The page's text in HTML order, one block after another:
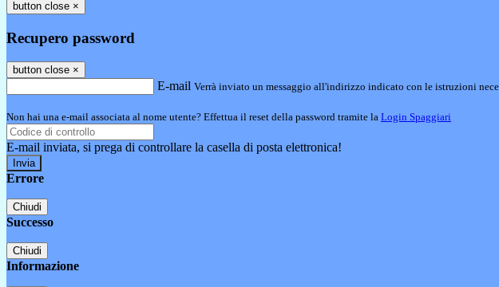
button close ×
Recupero password
button close ×
E-mail Verrà inviato un messaggio all'indirizzo indicato con le istruzioni
Non hai una e-mail associata al nome utente? Effettua il reset della password tramite la Login Spaggiari
E-mail inviata, si prega di controllare la casella di posta elettronica!
Errore
Chiudi
Successo
Chiudi
Informazione